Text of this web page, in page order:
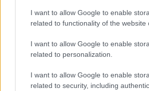
I want to allow Google to enable
related to functionality of the website
I want to allow Google to enable
related to personalization.
I want to allow Google to enable
related to security, including
ΕΘΝΟΣ θα παρεμβαίνει και τα προσβλητικά